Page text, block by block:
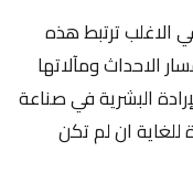
الاغلب ترتبط هذه
الاحداث ومآلاتها
البشرية في صناعة
للغاية ان لم تكن